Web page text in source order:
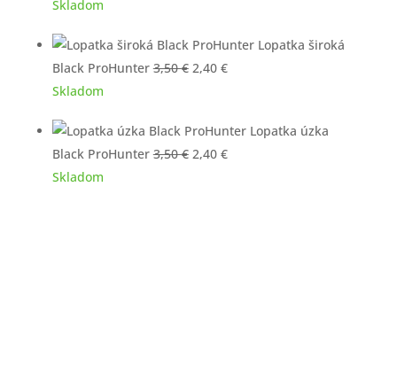
Skladom
Lopatka široká
Black ProHunter 3,50€ Pôvodná
3,50 €.
2,40 €Aktuálna
2,40 €.
Skladom
Lopatka úzka
Black ProHunter 3,50€ Pôvodná
2,40 €Aktuálna
Skladom